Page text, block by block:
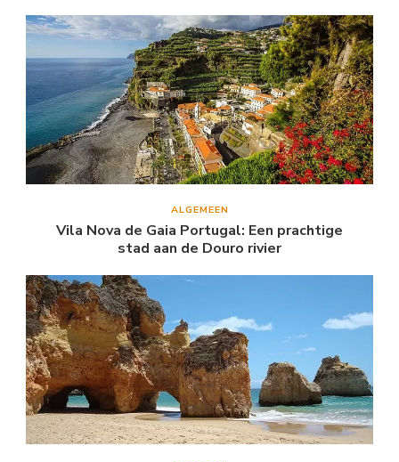
ALGEMEEN
Vila Nova de Gaia Portugal: Een prachtige
stad aan de Douro rivier